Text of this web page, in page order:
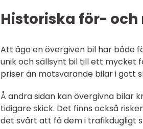
Historiska för-
Att äga en övergiven bil har både
unik och sällsynt bil till ett mycket
priser än motsvarande bilar i gott
Å andra sidan kan övergivna
tidigare skick. Det finns också
det svårt att få dem i trafikdugligt